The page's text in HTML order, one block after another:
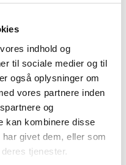
indhold og
til sociale medier og til
også oplysninger om
vores partnere inden
og
kan kombinere disse
givet dem, eller som
tjenester.
(2)